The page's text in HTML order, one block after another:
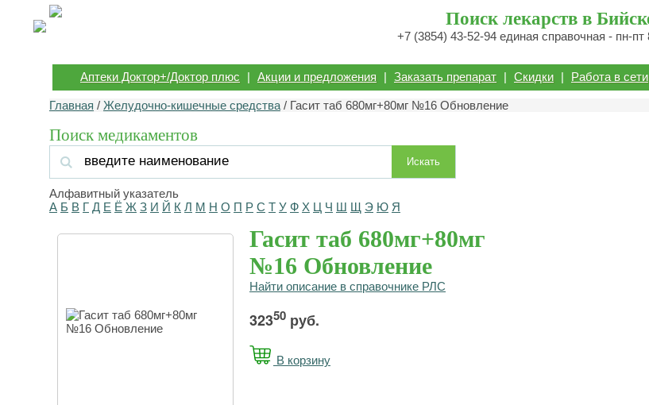
Поиск лекарств в
+7 (3854) 43-52-94 единая справочная - пн-пт
Аптеки Доктор+/Доктор плюс | Акции и предложения | Заказать препарат | Скидки | Работа в сети
Главная / Желудочно-кишечные средства / Гасит таб 680мг+80мг №16 Обновление
Поиск медикаментов
Искать
Алфавитный указатель
А Б В Г Д Е Ё Ж З И Й К Л М Н О П Р С Т У Ф Х Ц Ч Ш Щ Э Ю Я
Гасит таб 680мг+80мг
№16 Обновление
Найти описание в справочнике РЛС
32350 руб.
В корзину